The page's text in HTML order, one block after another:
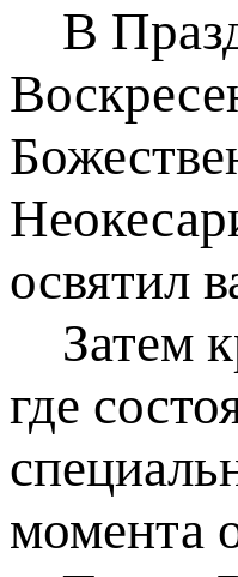
В
освятил
Затем
где
момента